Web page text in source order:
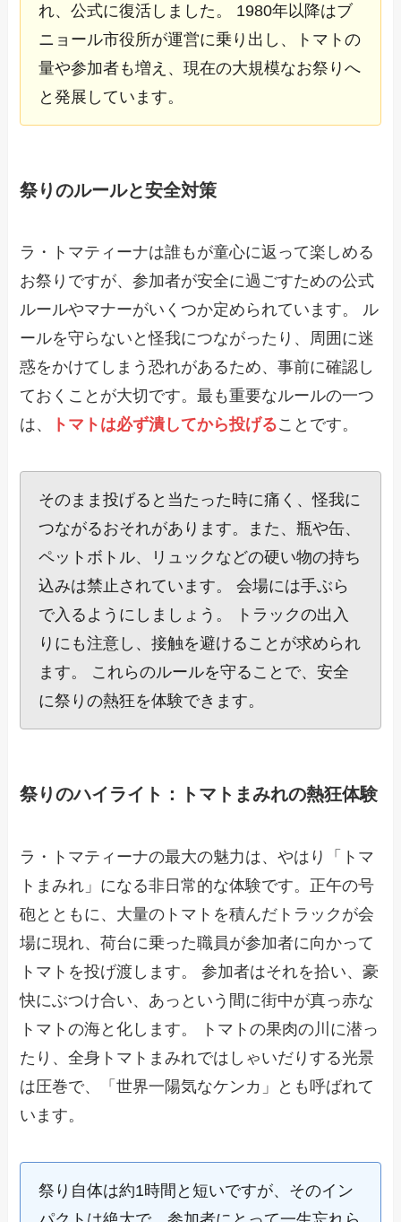
れ、公式に復活しました。 1980年以降はブ
ニョール市役所が運営に乗り出し、トマトの
量や参加者も増え、現在の大規模なお祭りへ
と発展しています。
祭りのルールと安全対策
ラ・トマティーナは誰もが童心に返って楽しめる
お祭りですが、参加者が安全に過ごすための公式
ルールやマナーがいくつか定められています。 ル
ールを守らないと怪我につながったり、周囲に迷
惑をかけてしまう恐れがあるため、事前に確認し
ておくことが大切です。最も重要なルールの一つ
は、
トマトは必ず潰してから投げることです。
そのまま投げると当たった時に痛く、怪我に
つながるおそれがあります。また、瓶や缶、
ペットボトル、リュックなどの硬い物の持ち
込みは禁止されています。 会場には手ぶら
で入るようにしましょう。 トラックの出入
りにも注意し、接触を避けることが求められ
ます。 これらのルールを守ることで、安全
に祭りの熱狂を体験できます。
祭りのハイライト：トマトまみれの熱狂体験
ラ・トマティーナの最大の魅力は、やはり「トマ
トまみれ」になる非日常的な体験です。正午の号
砲とともに、大量のトマトを積んだトラックが会
場に現れ、荷台に乗った職員が参加者に向かって
トマトを投げ渡します。 参加者はそれを拾い、豪
快にぶつけ合い、あっという間に街中が真っ赤な
トマトの海と化します。 トマトの果肉の川に潜っ
たり、全身トマトまみれではしゃいだりする光景
は圧巻で、「世界一陽気なケンカ」とも呼ばれて
います。
祭り自体は約1時間と短いですが、そのイン